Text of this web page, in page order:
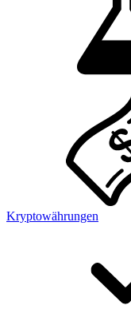
Kryptowährungen